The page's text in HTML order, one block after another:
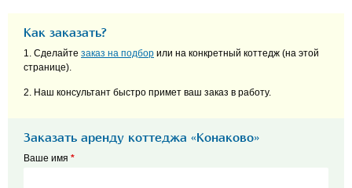
Как заказать?
1. Сделайте заказ на подбор или на конкретный коттедж (на этой
странице).
2. Наш консультант быстро примет ваш заказ в работу.
Заказать аренду коттеджа «Конаково»
Ваше имя *